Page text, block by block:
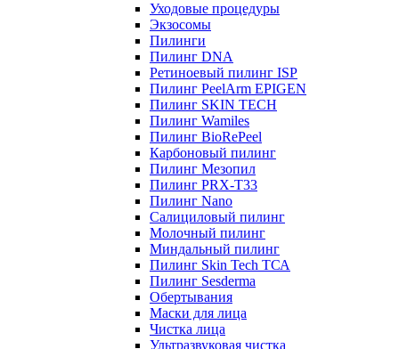
Уходовые процедуры
Экзосомы
Пилинги
Пилинг DNA
Ретиноевый пилинг ISP
Пилинг PeelArm EPIGEN
Пилинг SKIN TECH
Пилинг Wamiles
Пилинг BioRePeel
Карбоновый пилинг
Пилинг Мезопил
Пилинг PRX-T33
Пилинг Nano
Салициловый пилинг
Молочный пилинг
Миндальный пилинг
Пилинг Skin Tech ТСА
Пилинг Sesderma
Обертывания
Маски для лица
Чистка лица
Ультразвуковая чистка